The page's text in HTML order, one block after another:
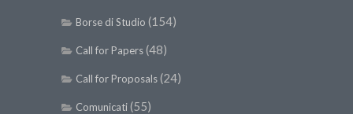
Borse di Studio (154)
Call for Papers(48)
Call for Proposals(24)
Comunicati(55)